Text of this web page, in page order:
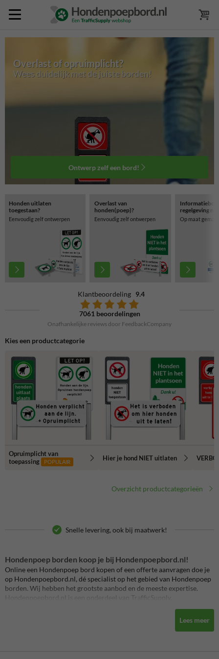
Wees duidelijk met de juiste borden!
Overlast of opruimplicht?
Ontwerp zelf een bord!
Honden uitlaten
toegestaan?
Eenvoudig zelf ontwerpen
Overlast van
honden(poep)?
Eenvoudig zelf ontwerpen
regelgeving
Op maat
Klantbeoordeling 9.4
7061 beoordelingen
Onafhankelijke reviews door FeedbackCompany
Kies een productcategorie
Opruimplicht van
toepassing
POPULAIR Hier je hond NIET uitlaten
Overzicht productcategorieën
Snelle levering, ook bij maatwerk!
Hondenpoep borden koop je bij Hondenpoepbord.nl!
Online een Hondenpoep bord kopen of een offerte aanvragen doe je
op Hondenpoepbord.nl, dé specialist op het gebied van Hondenpoep
borden. Wij hebben het grootste aanbod en de meeste expertise.
Hondenpoepbord.nl is een onderdeel van TrafficSupply.
Producten nodig voor de inrichting van -bijvoorbeeld- jouw eigen
hondenpoepbord.nl aan het juiste adres! Wij produceren, leveren
Lees meer